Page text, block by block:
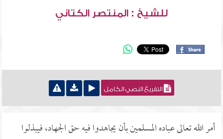
للشيخ : المنتصر الكتاني
التفريغ النصي الكامل
أمر الله تعالى عباده المسلمين بأن يجاهدوا فيه حق الجهاد، فيبذلوا